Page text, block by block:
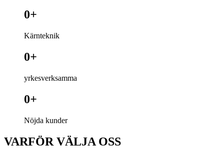
0+
Kärnteknik
0+
yrkesverksamma
0+
Nöjda kunder
VARFÖR VÄLJA OSS